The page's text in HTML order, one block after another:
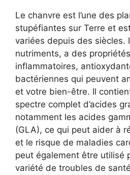
Le chanvre est l’une des
stupéfiantes sur Terre et
variées depuis des siècles.
nutriments, a des
inflammatoires,
bactériennes qui peuvent
et votre bien-être. Il
spectre complet d’acides
notamment les acides
(GLA), ce qui peut aider à
et le risque de maladies
peut également être utilisé
variété de troubles de